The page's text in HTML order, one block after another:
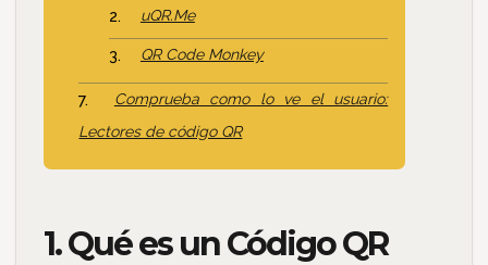
uQR.Me
QR Code Monkey
Comprueba como lo ve el usuario:
Lectores de código QR
1. Qué es un Código QR